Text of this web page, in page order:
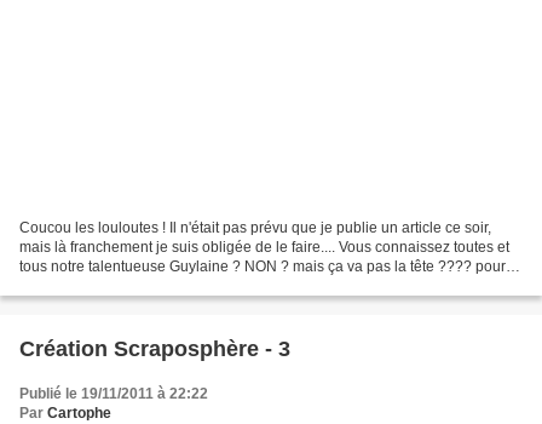
Coucou les louloutes ! Il n'était pas prévu que je publie un article ce soir,
mais là franchement je suis obligée de le faire.... Vous connaissez toutes et
tous notre talentueuse Guylaine ? NON ? mais ça va pas la tête ???? pour
Création Scraposphère - 3
Publié le 19/11/2011 à 22:22
Par Cartophe